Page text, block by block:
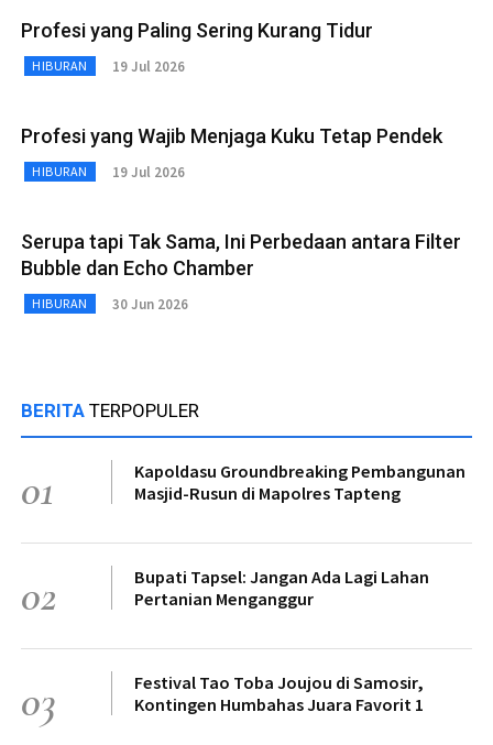
Profesi yang Paling Sering Kurang Tidur
HIBURAN 19 Jul 2026
Profesi yang Wajib Menjaga Kuku Tetap Pendek
HIBURAN 19 Jul 2026
Serupa tapi Tak Sama, Ini Perbedaan antara Filter
Bubble dan Echo Chamber
HIBURAN 30 Jun 2026
BERITA TERPOPULER
01
Kapoldasu Groundbreaking Pembangunan
Masjid-Rusun di Mapolres Tapteng
02
Bupati Tapsel: Jangan Ada Lagi Lahan
Pertanian Menganggur
03
Festival Tao Toba Joujou di Samosir,
Kontingen Humbahas Juara Favorit 1